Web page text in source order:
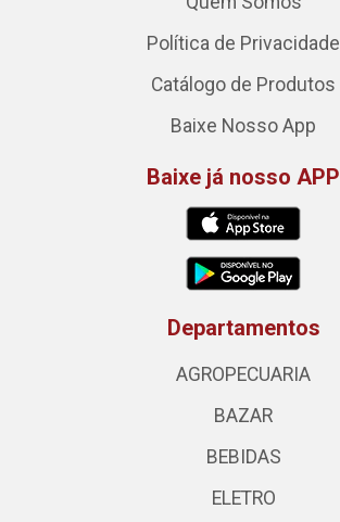
Política de Privacidade
Catálogo de Produtos
Baixe Nosso App
Baixe já nosso APP
Departamentos
AGROPECUARIA
BAZAR
BEBIDAS
ELETRO